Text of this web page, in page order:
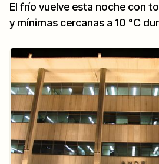
El frío vuelve esta noche con
y mínimas cercanas a 10 °C